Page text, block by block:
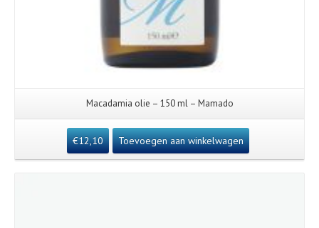
Macadamia olie – 150 ml – Mamado
€12,10 Toevoegen aan winkelwagen